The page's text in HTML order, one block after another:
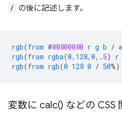
/ の後に記述します。
rgb(from #00800080 r g b /
rgb(from rgba(0, 128, 0, . 5) r
rgb(from rgb(0 128 0 / 50%)
変数に calc() などの CSS